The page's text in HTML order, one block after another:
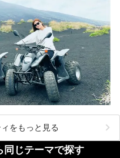
をもっと見る
同じテーマで探す